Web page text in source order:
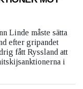
Linde måste sätta
efter gripandet
fått Ryssland att
i